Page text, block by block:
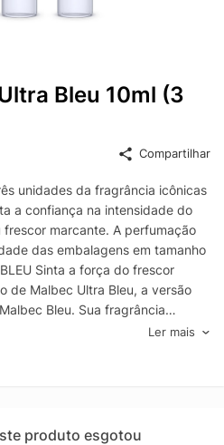
Bleu 10ml (3
Compartilhar
unidades da fragrância icônicas
a confiança na intensidade do
frescor marcante. A perfumação
das embalagens em tamanho
Sinta a força do frescor
de Malbec Ultra Bleu, a versão
Bleu. Sua fragrância
por notas ultra refrescantes
fundo do mar Mediterrâneo, um
no mundo. Nenhum produto
Ler mais
produto esgotou